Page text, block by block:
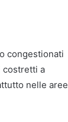
congestionati
costretti a
nelle aree